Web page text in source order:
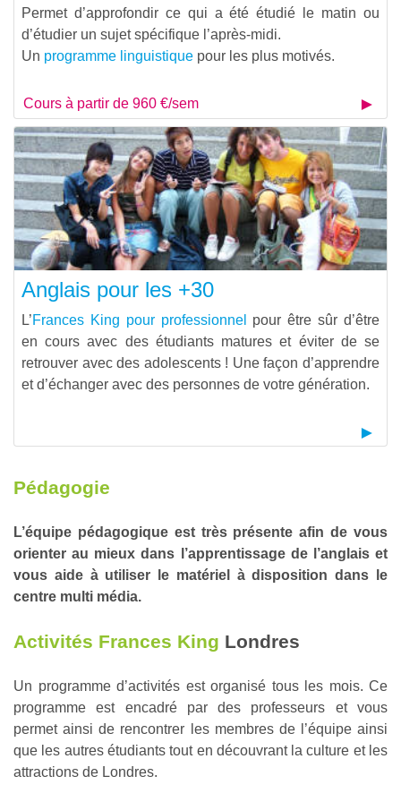
Permet d’approfondir ce qui a été étudié le matin ou
d’étudier un sujet spécifique l’après-midi.
Un programme linguistique pour les plus motivés.
Cours à partir de 960 €/sem
Anglais pour les +30
L’Frances King pour professionnel
pour être sûr d’être
en cours avec des étudiants matures et éviter de se
retrouver avec des adolescents ! Une façon d’apprendre
et d’échanger avec des personnes de votre génération.
Pédagogie
L’équipe pédagogique est très présente afin de vous
orienter au mieux dans l’apprentissage de l’anglais et
vous aide à utiliser le matériel à disposition dans le
centre multi média.
Activités Frances King Londres
Un programme d’activités est organisé tous les mois. Ce
programme est encadré par des professeurs et vous
permet ainsi de rencontrer les membres de l’équipe ainsi
que les autres étudiants tout en découvrant la culture et les
attractions de Londres.